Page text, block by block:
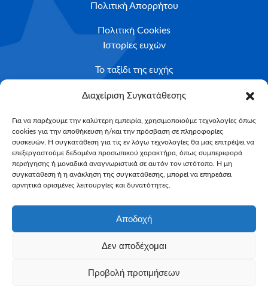
Διαχείριση Συγκατάθεσης
Για να παρέχουμε την καλύτερη εμπειρία, χρησιμοποιούμε τεχνολογίες όπως
cookies για την αποθήκευση ή/και την πρόσβαση σε πληροφορίες
συσκευών. Η συγκατάθεση για τις εν λόγω τεχνολογίες θα μας επιτρέψει να
επεξεργαστούμε δεδομένα προσωπικού χαρακτήρα, όπως συμπεριφορά
περιήγησης ή μοναδικά αναγνωριστικά σε αυτόν τον ιστότοπο. Η μη
συγκατάθεση ή η ανάκληση της συγκατάθεσης, μπορεί να επηρεάσει
αρνητικά ορισμένες λειτουργίες και δυνατότητες.
Αποδοχή
Δεν αποδέχομαι
Προβολή προτιμήσεων
Πολιτική Απορρήτου
Πολιτική Cookies
Ιστορίες ευχών
Το ταξίδι της ευχής
Κριτήρια Καταλληλότητας
Υποβολή Αιτήματος
NEWSLETTER
Email*
All Rights Reserved